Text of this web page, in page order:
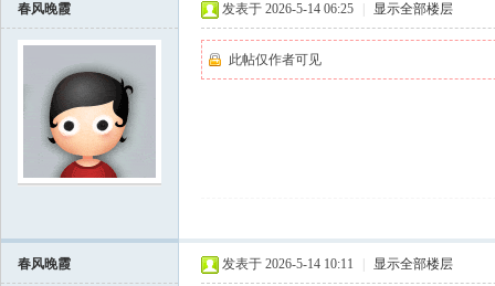
春风晚霞 发表于 2026-5-14 06:25 显示全部楼层
此帖仅作者可见
春风晚霞 发表于 2026-5-14 10:11 显示全部楼层